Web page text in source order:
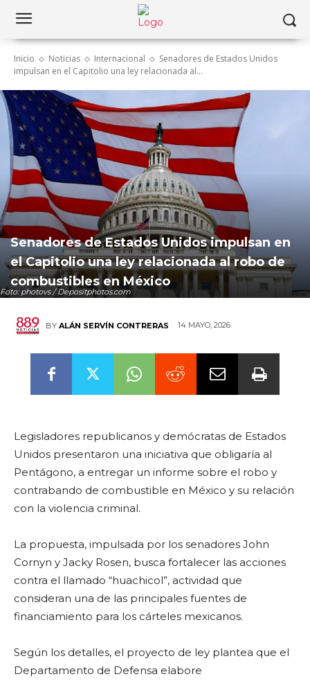
Inicio Noticias Internacional
Senadores de Estados Unidos
impulsan en el Capitolio una ley relacionada al...
Foto: photovs / Depositphotos.com
Senadores de Estados Unidos impulsan en
el Capitolio una ley relacionada al robo de
combustibles en México
BY ALÁN SERVÍN CONTRERAS 14 MAYO, 2026
Legisladores republicanos y demócratas de Estados
Unidos presentaron una iniciativa que obligaría al
Pentágono, a entregar un informe sobre el robo y
contrabando de combustible en México y su relación
con la violencia criminal.
La propuesta, impulsada por los senadores John
Cornyn y Jacky Rosen, busca fortalecer las acciones
contra el llamado “huachicol”, actividad que
consideran una de las principales fuentes de
financiamiento para los cárteles mexicanos.
Según los detalles, el proyecto de ley plantea que el
Departamento de Defensa elabore